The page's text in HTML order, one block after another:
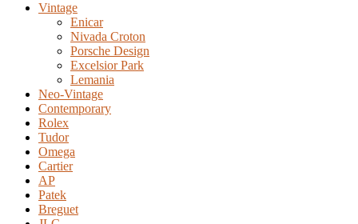
Vintage
Enicar
Nivada Croton
Porsche Design
Excelsior Park
Lemania
Neo-Vintage
Contemporary
Rolex
Tudor
Omega
Cartier
AP
Patek
Breguet